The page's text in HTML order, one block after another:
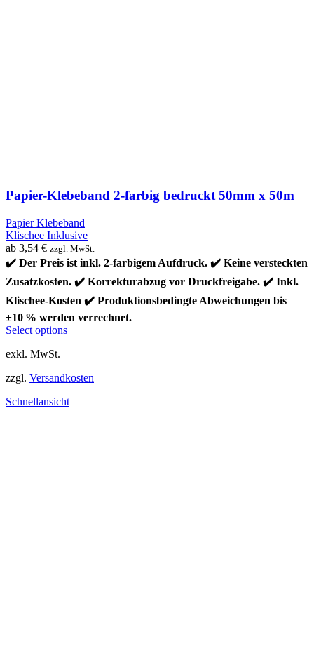
Papier-Klebeband 2-farbig bedruckt 50mm x 50m
Papier Klebeband
Klischee Inklusive
ab 3,54 € zzgl. MwSt.
✔️ Der Preis ist inkl. 2-farbigem Aufdruck. ✔️ Keine versteckten
Zusatzkosten. ✔️ Korrekturabzug vor Druckfreigabe. ✔️ Inkl.
Klischee-Kosten ✔️ Produktionsbedingte Abweichungen bis
±10 % werden verrechnet.
Select options
exkl. MwSt.
zzgl. Versandkosten
Schnellansicht